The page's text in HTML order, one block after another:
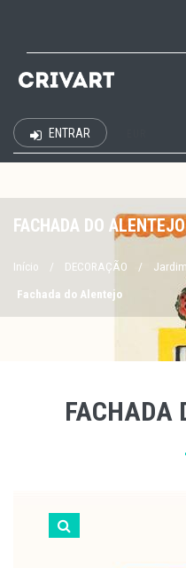
ENTRAR
FACHADA DO ALENTEJO
Início / DECORAÇÃO /
Fachada do Alentejo
FACHADA